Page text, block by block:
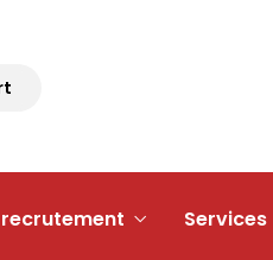
Pique-nique Républicain –
recrutement Services